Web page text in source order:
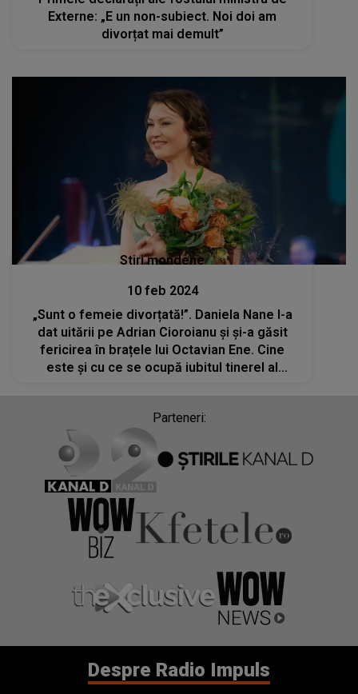
Externe: „E un non-subiect. Noi doi am
divorțat mai demult”
Stiri mondene
10 feb 2024
„Sunt o femeie divorțată!”. Daniela Nane l-a
dat uitării pe Adrian Cioroianu și și-a găsit
fericirea în brațele lui Octavian Ene. Cine
este și cu ce se ocupă iubitul tinerel al
Parteneri:
Despre Radio Impuls